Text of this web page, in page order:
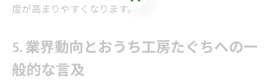
度が高まりやすくなります。
5. 業界動向とおうち工房たぐちへの一
般的な言及